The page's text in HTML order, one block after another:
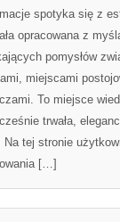
spotyka się z
opracowana z
pomysłów
miejscami
To miejsce
trwała,
tej stronie
[…]